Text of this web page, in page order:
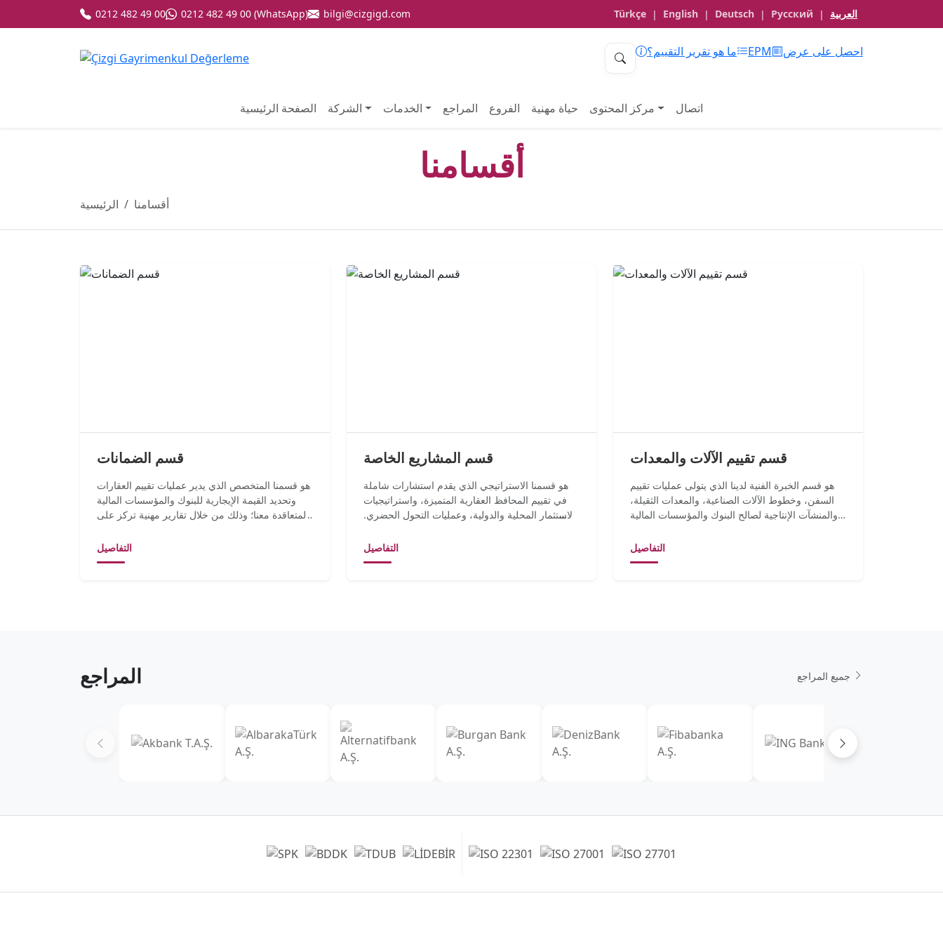
0212 482 49 00 0212 482 49 00 (WhatsApp) bilgi@cizgigd.com Türkçe | English | Deutsch | Русский | العربية
ما هو تقرير التقييم؟ EPM احصل على عرض
الصفحة الرئيسية الشركة الخدمات المراجع الفروع حياة مهنية مركز المحتوى اتصال
أقسامنا
الرئيسية أقسامنا
قسم الضمانات
هو قسمنا المتخصص الذي يدير عمليات تقييم العقارات
وتحديد القيمة الإيجارية للبنوك والمؤسسات المالية
المتعاقدة معنا؛ وذلك من خلال تقارير مهنية تركز على
التفاصيل
قسم المشاريع الخاصة
هو قسمنا الاستراتيجي الذي يقدم استشارات شاملة
في تقييم المحافظ العقارية المتميزة، واستراتيجيات
الاستثمار المحلية والدولية، وعمليات التحول الحضري.
التفاصيل
قسم تقييم الآلات والمعدات
هو قسم الخبرة الفنية لدينا الذي يتولى عمليات تقييم
السفن، وخطوط الآلات الصناعية، والمعدات الثقيلة،
والمنشآت الإنتاجية لصالح البنوك والمؤسسات المالية
التفاصيل
المراجع